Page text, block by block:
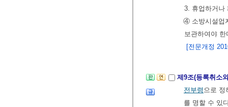
3. 휴업하거나
④ 소방시설업
보관하여야
[전문개정
제9조(등록취소
전부령 으로 정
를 명할 수 있